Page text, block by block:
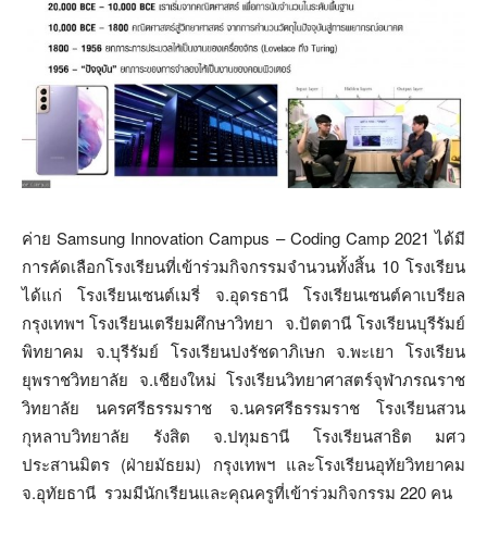
ค่าย Samsung Innovation Campus – Coding Camp 2021 ได้มี
การคัดเลือกโรงเรียนที่เข้าร่วมกิจกรรมจำนวนทั้งสิ้น 10 โรงเรียน
ได้แก่ โรงเรียนเซนต์เมรี่ จ.อุดรธานี โรงเรียนเซนต์คาเบรียล
กรุงเทพฯ โรงเรียนเตรียมศึกษาวิทยา จ.ปัตตานี โรงเรียนบุรีรัมย์
พิทยาคม จ.บุรีรัมย์ โรงเรียนปงรัชดาภิเษก จ.พะเยา โรงเรียน
ยุพราชวิทยาลัย จ.เชียงใหม่ โรงเรียนวิทยาศาสตร์จุฬาภรณราช
วิทยาลัย นครศรีธรรมราช จ.นครศรีธรรมราช โรงเรียนสวน
กุหลาบวิทยาลัย รังสิต จ.ปทุมธานี โรงเรียนสาธิต มศว
ประสานมิตร (ฝ่ายมัธยม) กรุงเทพฯ และโรงเรียนอุทัยวิทยาคม
จ.อุทัยธานี รวมมีนักเรียนและคุณครูที่เข้าร่วมกิจกรรม 220 คน